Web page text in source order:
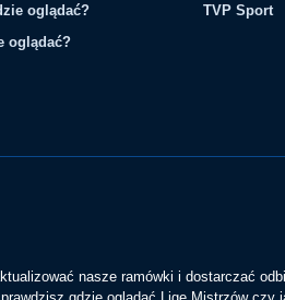
oglądać?
oglądać?
TVP Sport
nasze ramówki i dostarczać
gdzie oglądać Ligę Mistrzów